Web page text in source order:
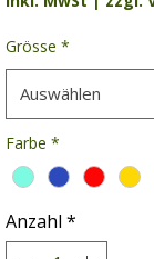
Grösse *
Auswählen
Farbe *
Anzahl *